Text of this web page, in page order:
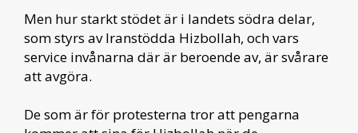
Men hur starkt stödet är i landets södra delar,
som styrs av Iranstödda Hizbollah, och vars
service invånarna där är beroende av, är svårare
att avgöra.
De som är för protesterna tror att pengarna